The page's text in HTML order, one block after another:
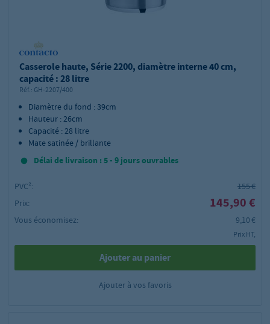
Casserole haute, Série 2200, diamètre interne 40 cm,
capacité : 28 litre
Réf.: GH-2207/400
Diamètre du fond : 39cm
Hauteur : 26cm
Capacité : 28 litre
Mate satinée / brillante
Délai de livraison : 5 - 9 jours ouvrables
PVC²:
155 €
Prix:
145,90 €
Vous économisez: 9,10 €
Prix HT,
Ajouter au panier
Ajouter à vos favoris